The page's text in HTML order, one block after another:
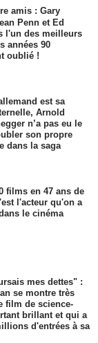
amis : Gary
Penn et Ed
l'un des meilleurs
années 90
oublié !
est sa
Arnold
n’a pas eu le
son propre
dans la saga
films en 47 ans de
l'acteur qu'on a
le cinéma
mes dettes" :
se montre très
film de science-
brillant et qui a
d'entrées à sa